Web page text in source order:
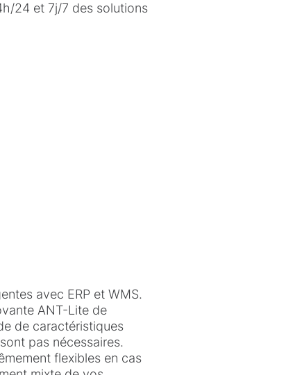
24 et 7j/7 des solutions
avec ERP et WMS.
ANT-Lite de
de caractéristiques
pas nécessaires.
flexibles en cas